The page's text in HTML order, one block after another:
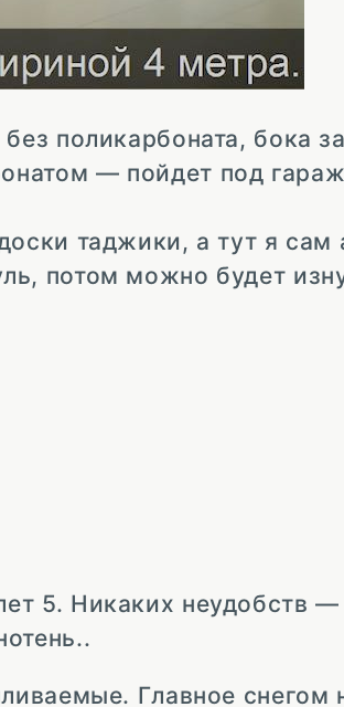
поликарбоната, бока
— пойдет под
таджики, а тут я сам
потом можно будет
5. Никаких неудобств
Главное снегом